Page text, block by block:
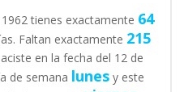
tienes exactamente 64
Faltan exactamente 215
en la fecha del 12 de
de semana lunes y este